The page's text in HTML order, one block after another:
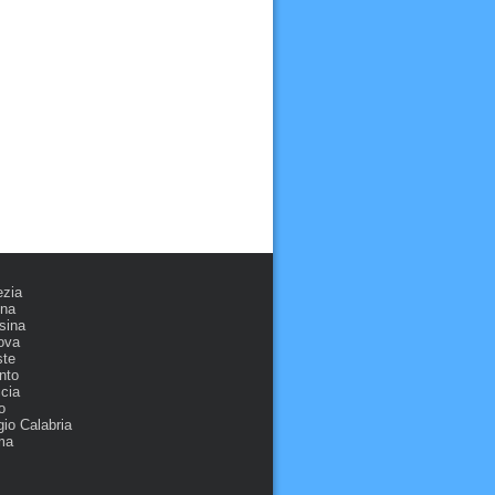
Calabria